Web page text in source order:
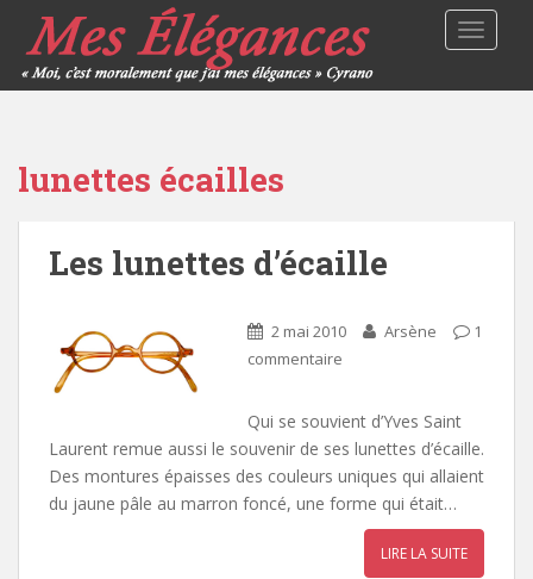
lunettes écailles
Les lunettes d’écaille
2 mai 2010 Arsène
1
commentaire
Qui se souvient d’Yves Saint
Laurent remue aussi le souvenir de ses lunettes d’écaille.
Des montures épaisses des couleurs uniques qui allaient
du jaune pâle au marron foncé, une forme qui était…
LIRE LA SUITE